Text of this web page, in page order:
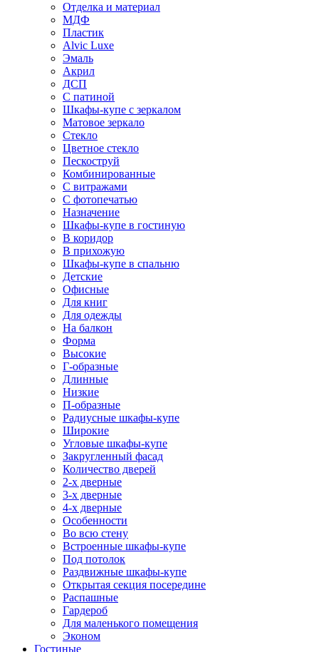
Отделка и материал
МДФ
Пластик
Alvic Luxe
Эмаль
Акрил
ДСП
С патиной
Шкафы-купе с зеркалом
Матовое зеркало
Стекло
Цветное стекло
Пескоструй
Комбинированные
С витражами
С фотопечатью
Назначение
Шкафы-купе в гостиную
В коридор
В прихожую
Шкафы-купе в спальню
Детские
Офисные
Для книг
Для одежды
На балкон
Форма
Высокие
Г-образные
Длинные
Низкие
П-образные
Радиусные шкафы-купе
Широкие
Угловые шкафы-купе
Закругленный фасад
Количество дверей
2-х дверные
3-х дверные
4-х дверные
Особенности
Во всю стену
Встроенные шкафы-купе
Под потолок
Раздвижные шкафы-купе
Открытая секция посередине
Распашные
Гардероб
Для маленького помещения
Эконом
Гостиные